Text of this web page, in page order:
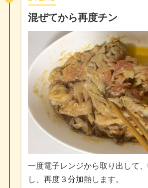
混ぜてから再度チン
一度電子レンジから取り出して
し、再度３分加熱します。